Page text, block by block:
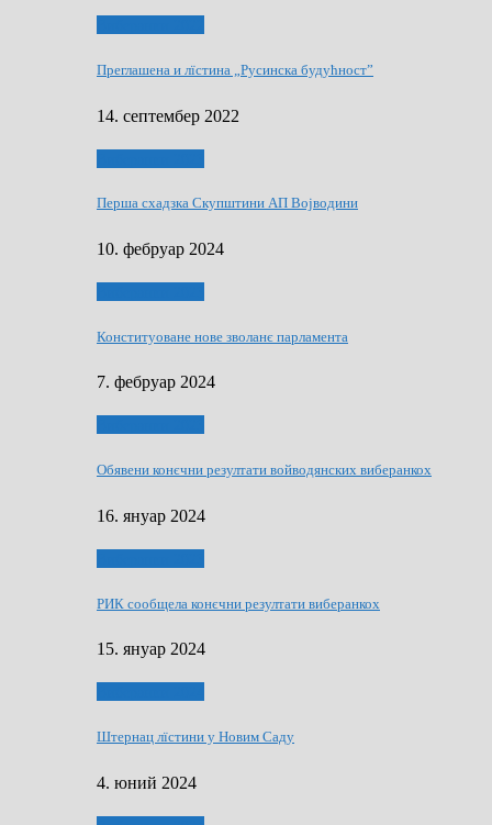
Преглашена и лїстина „Русинска будућност”
14. септембер 2022
Перша схадзка Скупштини АП Војводини
10. фебруар 2024
Конституоване нове зволанє парламентa
7. фебруар 2024
Обявени конєчни резултати войводянских виберанкох
16. януар 2024
РИК сообщела конєчни резултати виберанкох
15. януар 2024
Штернац лїстини у Новим Саду
4. юний 2024